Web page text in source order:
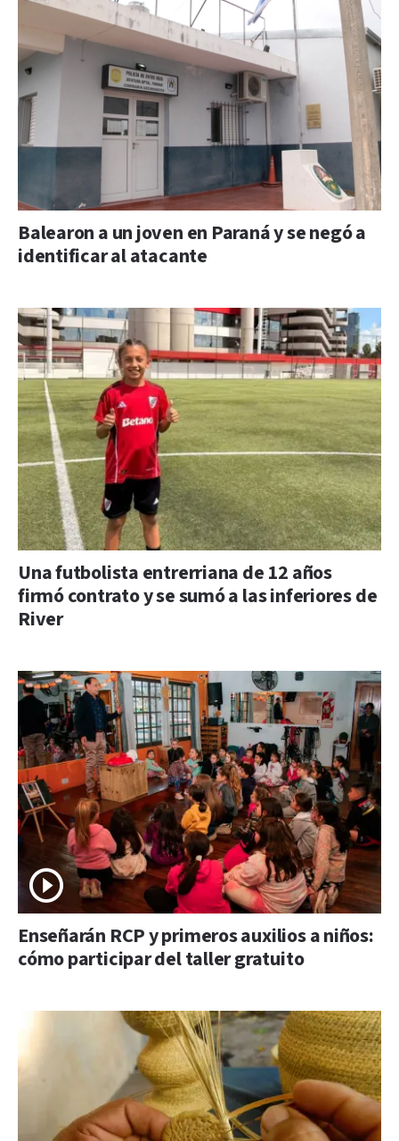
Balearon a un joven en Paraná y se negó a
identificar al atacante
Una futbolista entrerriana de 12 años
firmó contrato y se sumó a las inferiores de
River
Enseñarán RCP y primeros auxilios a niños:
cómo participar del taller gratuito